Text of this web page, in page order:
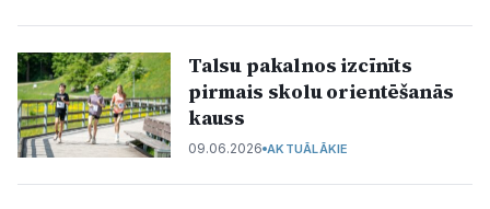
Talsu pakalnos izcīnīts
pirmais skolu orientēšanās
kauss
09.06.2026 AKTUĀLĀKIE